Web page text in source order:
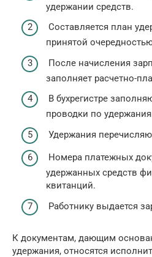
удержании средств.
Составляется план
принятой
После начисления
заполняет расчетно-
В бухрегистре
проводки по
Удержания
Номера платежных
удержанных средств
квитанций.
Работнику выдается
К документам, дающим
удержания, относятся